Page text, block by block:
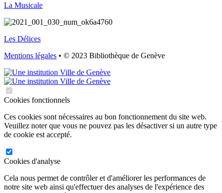
La Musicale
Les Délices
Mentions légales • © 2023 Bibliothèque de Genève
Cookies fonctionnels
Ces cookies sont nécessaires au bon fonctionnement du site web.
Veuillez noter que vous ne pouvez pas les désactiver si un autre type
de cookie est accepté.
Cookies d'analyse
Cela nous permet de contrôler et d'améliorer les performances de
notre site web ainsi qu'effectuer des analyses de l'expérience des